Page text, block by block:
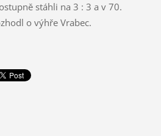
stáhli na 3 : 3 a v 70.
o výhře Vrabec.